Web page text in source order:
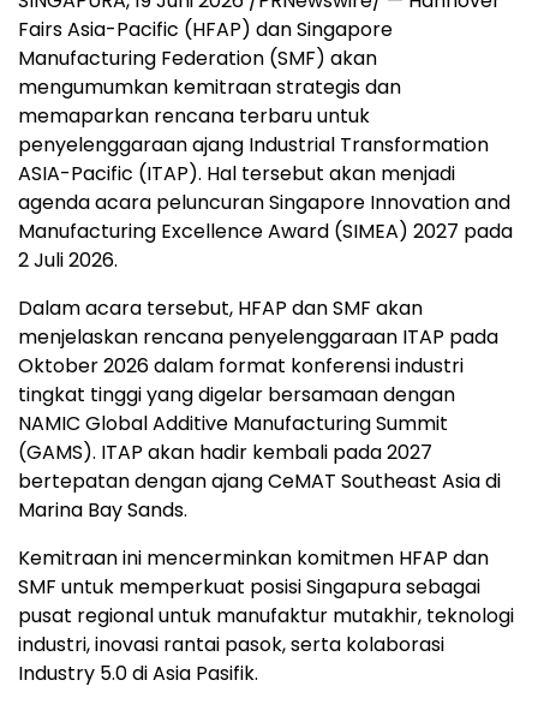
Fairs Asia-Pacific (HFAP) dan Singapore
Manufacturing Federation (SMF) akan
mengumumkan kemitraan strategis dan
memaparkan rencana terbaru untuk
penyelenggaraan ajang Industrial Transformation
ASIA-Pacific (ITAP). Hal tersebut akan menjadi
agenda acara peluncuran Singapore Innovation and
Manufacturing Excellence Award (SIMEA) 2027 pada
2 Juli 2026.
Dalam acara tersebut, HFAP dan SMF akan
menjelaskan rencana penyelenggaraan ITAP pada
Oktober 2026 dalam format konferensi industri
tingkat tinggi yang digelar bersamaan dengan
NAMIC Global Additive Manufacturing Summit
(GAMS). ITAP akan hadir kembali pada 2027
bertepatan dengan ajang CeMAT Southeast Asia di
Marina Bay Sands.
Kemitraan ini mencerminkan komitmen HFAP dan
SMF untuk memperkuat posisi Singapura sebagai
pusat regional untuk manufaktur mutakhir, teknologi
industri, inovasi rantai pasok, serta kolaborasi
Industry 5.0 di Asia Pasifik.